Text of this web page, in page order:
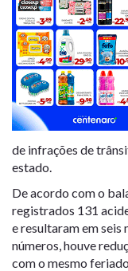
de infrações de
estado.
De acordo com o
registrados 131
e resultaram em seis
números, houve
com o mesmo